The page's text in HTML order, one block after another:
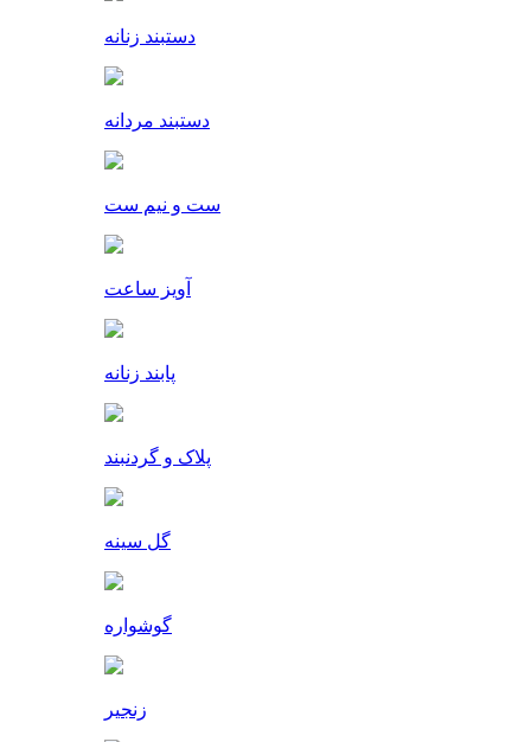
دستبند زنانه
دستبند مردانه
ست و نیم ست
آویز ساعت
پابند زنانه
پلاک و گردنبند
گل سینه
گوشواره
زنجیر